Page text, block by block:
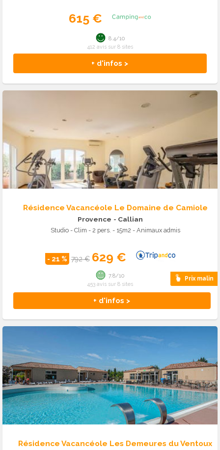
615 €
+ d'infos >
8.4/10
412 avis sur 8 sites
Résidence Vacancéole Le Domaine de Camiole
Provence - Callian
Studio - Clim - 2 pers. - 15m2 - Animaux admis
- 21 % 792 € 629 €
Prix malin
+ d'infos >
7.8/10
453 avis sur 8 sites
Résidence Vacancéole Les Demeures du Ventoux